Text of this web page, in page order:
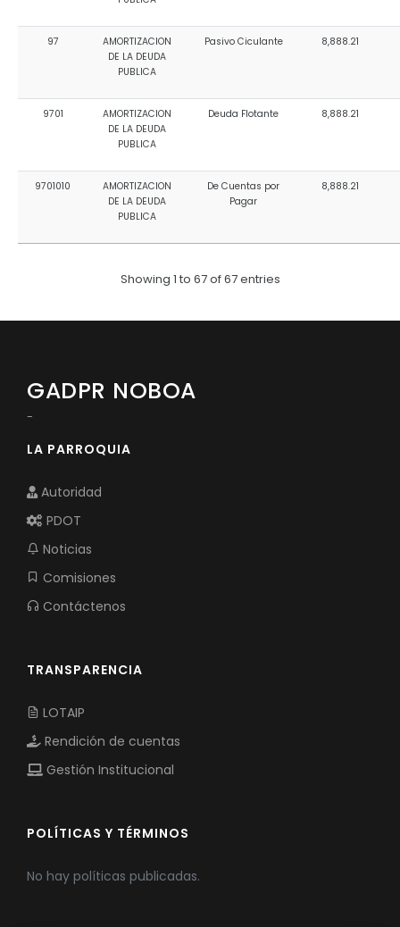
97
AMORTIZACION
DE LA DEUDA
PUBLICA
Pasivo Ciculante 8,888.21
9701
AMORTIZACION
DE LA DEUDA
PUBLICA
Deuda Flotante 8,888.21
9701010
AMORTIZACION
DE LA DEUDA
PUBLICA
De Cuentas por
Pagar
8,888.21
Showing 1 to 67 of 67 entries
GADPR NOBOA
-
LA PARROQUIA
Autoridad
PDOT
Noticias
Comisiones
Contáctenos
TRANSPARENCIA
LOTAIP
Rendición de cuentas
Gestión Institucional
POLÍTICAS Y TÉRMINOS
No hay políticas publicadas.